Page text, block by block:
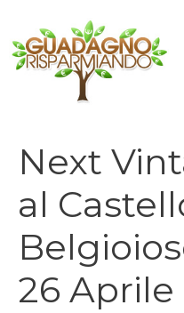
contenuto
Next
al
26 Aprile